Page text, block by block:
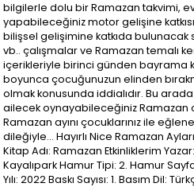
bilgilerle dolu bir Ramazan takvimi,
yapabileceğiniz motor gelişine
bilişsel gelişimine katkıda
vb.. çalışmalar ve Ramazan temalı
içerikleriyle birinci günden bayrama
boyunca çocuğunuzun elinden
olmak konusunda iddialıdır. Bu
ailecek oynayabileceğiniz Ramazan
Ramazan ayını çocuklarınız ile
dileğiyle… Hayırlı Nice Ramazan
Kitap Adı: Ramazan Etkinliklerim
Kayalıpark Hamur Tipi: 2. Hamur Sayfa
Yılı: 2022 Baskı Sayısı: 1. Basım Dil: